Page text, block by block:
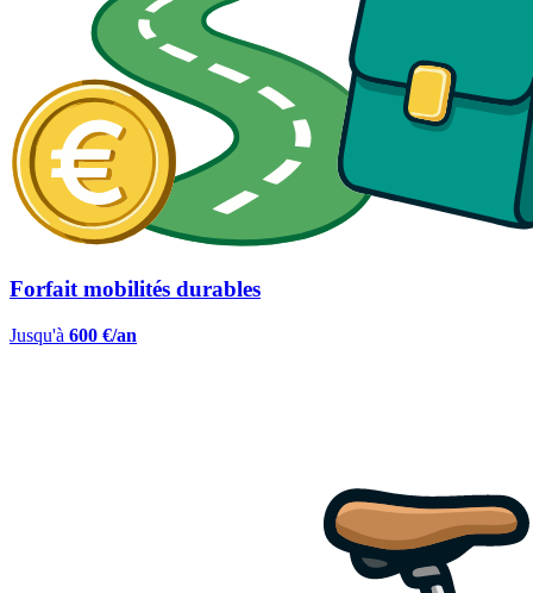
Forfait mobilités durables
Jusqu'à 600 €/an